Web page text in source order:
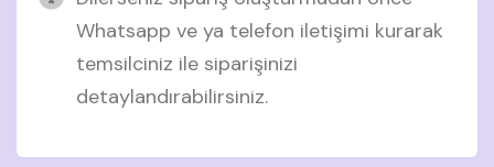
Whatsapp ve ya telefon iletişimi kurarak
temsilciniz ile siparişinizi
detaylandırabilirsiniz.